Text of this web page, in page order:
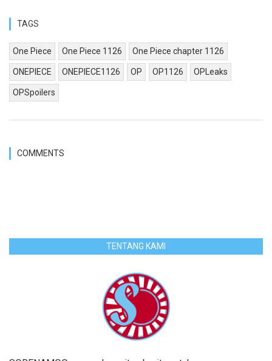
TAGS
One Piece One Piece 1126 One Piece chapter 1126
ONEPIECE ONEPIECE1126 OP OP1126 OPLeaks
OPSpoilers
COMMENTS
TENTANG KAMI